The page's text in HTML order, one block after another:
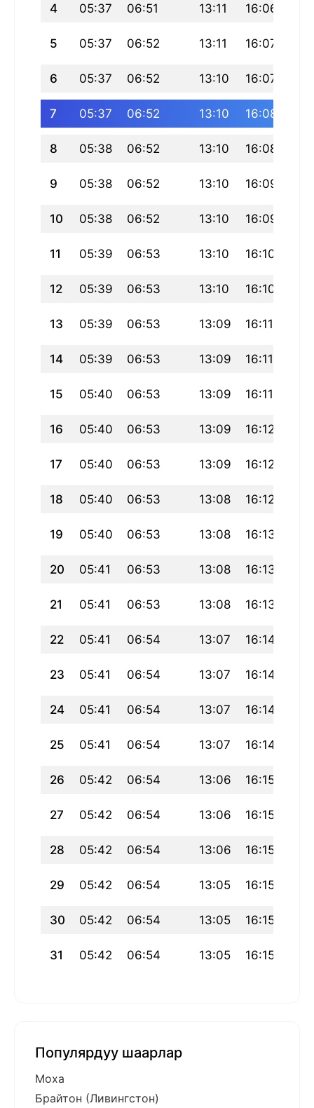
4 05:37 06:51 13:11 16:06
5 05:37 06:52 13:11 16:07
6 05:37 06:52 13:10 16:07
7 05:37 06:52 13:10 16:08
8 05:38 06:52 13:10 16:08
9 05:38 06:52 13:10 16:09
10 05:38 06:52 13:10 16:09
11 05:39 06:53 13:10 16:10
12 05:39 06:53 13:10 16:10
13 05:39 06:53 13:09 16:11
14 05:39 06:53 13:09 16:11
15 05:40 06:53 13:09 16:11
16 05:40 06:53 13:09 16:12
17 05:40 06:53 13:09 16:12
18 05:40 06:53 13:08 16:12
19 05:40 06:53 13:08 16:13
20 05:41 06:53 13:08 16:13
21 05:41 06:53 13:08 16:13
22 05:41 06:54 13:07 16:14
23 05:41 06:54 13:07 16:14
24 05:41 06:54 13:07 16:14
25 05:41 06:54 13:07 16:14
26 05:42 06:54 13:06 16:15
27 05:42 06:54 13:06 16:15
28 05:42 06:54 13:06 16:15
29 05:42 06:54 13:05 16:15
30 05:42 06:54 13:05 16:15
31 05:42 06:54 13:05 16:15
Популярдуу шаарлар
Моха
Брайтон (Ливингстон)